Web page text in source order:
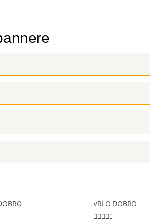
VRLO DOBRO
